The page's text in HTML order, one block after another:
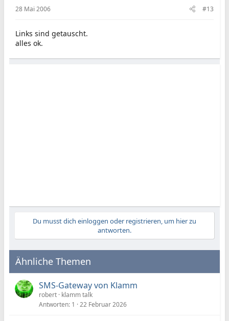
28 Mai 2006 #13
Links sind getauscht.
alles ok.
Du musst dich einloggen oder registrieren, um hier zu
antworten.
Ähnliche Themen
SMS-Gateway von Klamm
robert klamm talk
Antworten 1 22 Februar 2026